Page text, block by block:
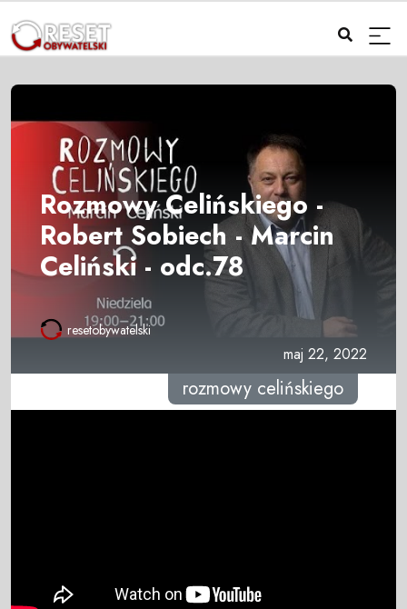
Rozmowy Celińskiego -
Robert Sobiech - Marcin
Celiński - odc.78
resetobywatelski
maj 22, 2022
rozmowy celińskiego